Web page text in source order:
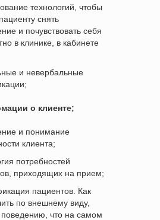
технологий, чтобы
снять
и почувствовать себя
в клинике, в кабинете
и невербальные
о клиенте;
и понимание
клиента;
потребностей
приходящих на прием;
пациентов. Как
по внешнему виду,
что на самом